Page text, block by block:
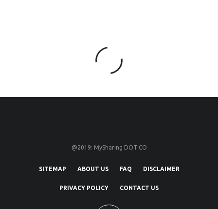
@2019: MySharing DOT CO
SITEMAP ABOUT US FAQ DISCLAIMER
PRIVACY POLICY CONTACT US